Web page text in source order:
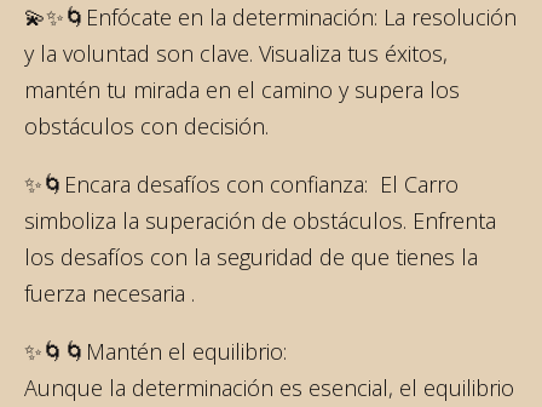
💫✨🌀Enfócate en la determinación: La resolución
y la voluntad son clave. Visualiza tus éxitos,
mantén tu mirada en el camino y supera los
obstáculos con decisión.
✨🌀Encara desafíos con confianza: El Carro
simboliza la superación de obstáculos. Enfrenta
los desafíos con la seguridad de que tienes la
fuerza necesaria .
✨🌀🌀Mantén el equilibrio:
Aunque la determinación es esencial, el equilibrio